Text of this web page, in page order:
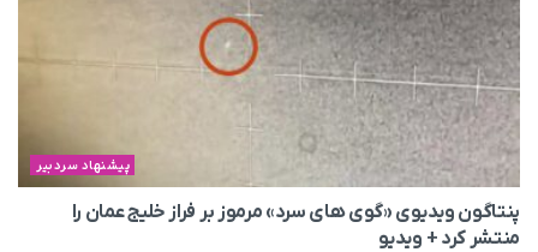
پیشنهاد سردبیر
پنتاگون ویدیوی «گوی های سرد» مرموز بر فراز خلیج عمان را
منتشر کرد + ویدیو